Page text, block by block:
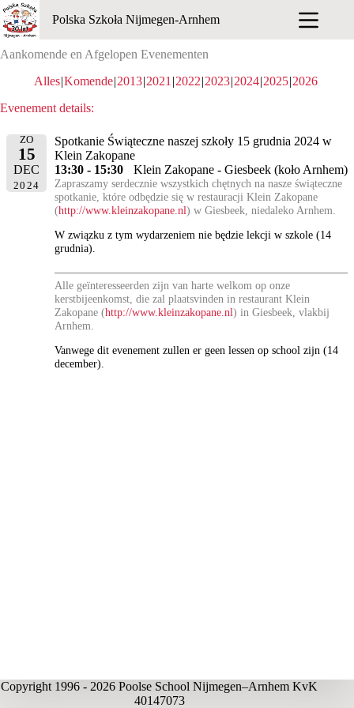
Ga
naar
de
inhoud
Polska Szkoła Nijmegen-Arnhem
Aankomende en Afgelopen Evenementen
Alles Komende 2013 2021 2022 2023 2024 2025 2026
Evenement details:
ZO
15
DEC
2024
Spotkanie Świąteczne naszej szkoły 15 grudnia 2024 w
Klein Zakopane
13:30 - 15:30
Klein Zakopane - Giesbeek (koło Arnhem)
Zapraszamy serdecznie wszystkich chętnych na nasze świąteczne
spotkanie, które odbędzie się w restauracji Klein Zakopane
(http://www.kleinzakopane.nl) w Giesbeek, niedaleko Arnhem.
W związku z tym wydarzeniem nie będzie lekcji w szkole (14
grudnia).
Alle geïnteresseerden zijn van harte welkom op onze
kerstbijeenkomst, die zal plaatsvinden in restaurant Klein
Zakopane (http://www.kleinzakopane.nl) in Giesbeek, vlakbij
Arnhem.
Vanwege dit evenement zullen er geen lessen op school zijn (14
december).
Copyright 1996 - 2026 Poolse School Nijmegen–Arnhem KvK
40147073